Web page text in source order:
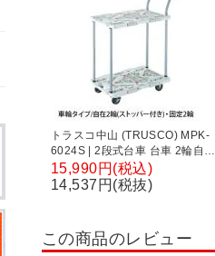
トラスコ中山 (TRUSCO) MPK-
6024S | 2段式台車 台車 2輪自在
S付 全体耐荷重100kg 幅415×奥
行615×高さ115(全高900)mm
15,990円(税込)
14,537円(税抜)
この商品のレビュー